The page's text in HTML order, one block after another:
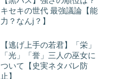
キセキの世代 最強議論【能
力？なんj？】
【逃げ上手の若君】「栄」
「光」「誉」三人の巫女に
ついて【史実ネタバレ防
止】